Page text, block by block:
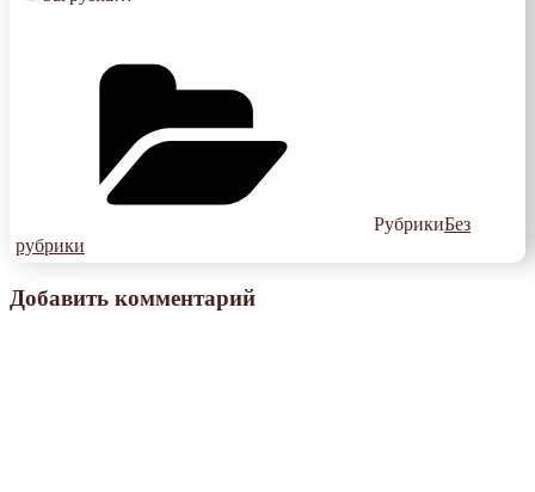
РубрикиБез
рубрики
Добавить комментарий